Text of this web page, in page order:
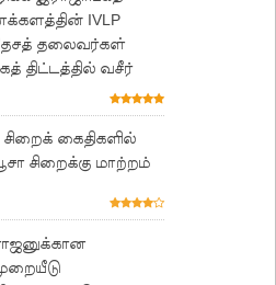
IVLP
தலைவர்கள்
திட்டத்தில் வசீர்
கைதிகளில்
சிறைக்கு மாற்றம்